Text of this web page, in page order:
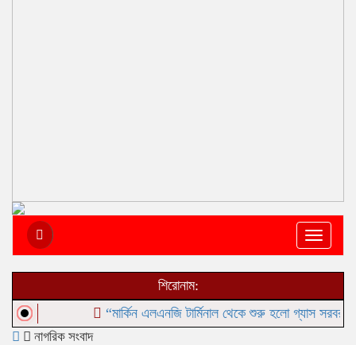
Toggle
শিরোনাম:
“মার্কিন এলএনজি টার্মিনাল থেকে শুরু হলো গ্যাস সরবরাহ”
নাগরিক সংবাদ